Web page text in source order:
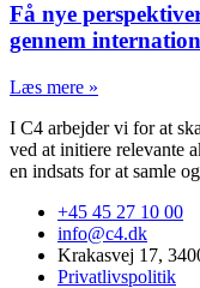
Få nye
gennem
Læs mere »
I C4 arbejder vi for at
ved at initiere relevante
en indsats for at samle
+45 45 27 10 00
info@c4.dk
Krakasvej 17,
Privatlivspolitik